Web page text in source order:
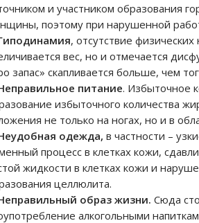
и участником образования
поэтому при нарушенной
, отсутствие
вес, но и отмечается
запас» скапливается больше, чем
питание. Избыточное
избыточного количества
не только на ногах, но и в
одежда, в частности –
процесс в клетках кожи,
жидкости в клетках кожи и
целлюлита.
образ жизни. Сюда
алкогольными